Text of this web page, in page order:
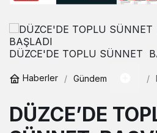
DÜZCE'DE TOPLU SÜNNET
Haberler Gündem
DÜZCE’DE